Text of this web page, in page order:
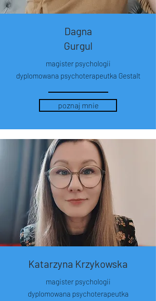
Dagna
Gurgul
magister psychologii
dyplomowana psychoterapeutka Gestalt
poznaj mnie
Katarzyna Krzykowska
magister psychologii
dyplomowana psychoterapeutka